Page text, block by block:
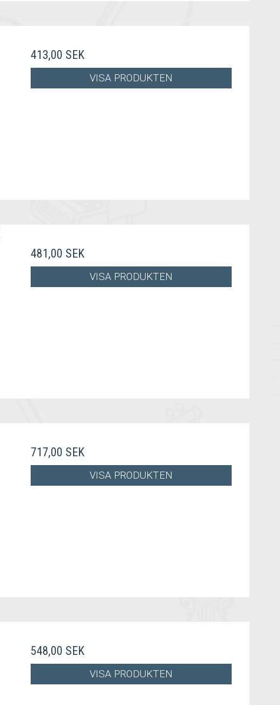
413,00 SEK
VISA PRODUKTEN
481,00 SEK
VISA PRODUKTEN
717,00 SEK
VISA PRODUKTEN
548,00 SEK
VISA PRODUKTEN